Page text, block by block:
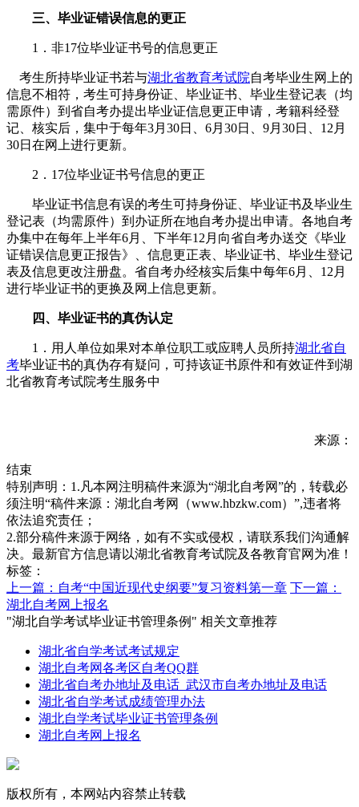
三、毕业证错误信息的更正
1．非17位毕业证书号的信息更正
考生所持毕业证书若与湖北省教育考试院自考毕业生网上的
信息不相符，考生可持身份证、毕业证书、毕业生登记表（均
需原件）到省自考办提出毕业证信息更正申请，考籍科经登
记、核实后，集中于每年3月30日、6月30日、9月30日、12月
30日在网上进行更新。
2．17位毕业证书号信息的更正
毕业证书信息有误的考生可持身份证、毕业证书及毕业生
登记表（均需原件）到办证所在地自考办提出申请。各地自考
办集中在每年上半年6月、下半年12月向省自考办送交《毕业
证错误信息更正报告》、信息更正表、毕业证书、毕业生登记
表及信息更改注册盘。省自考办经核实后集中每年6月、12月
进行毕业证书的更换及网上信息更新。
四、毕业证书的真伪认定
1．用人单位如果对本单位职工或应聘人员所持湖北省自
考毕业证书的真伪存有疑问，可持该证书原件和有效证件到湖
北省教育考试院考生服务中
来源：
结束
特别声明：1.凡本网注明稿件来源为“湖北自考网”的，转载必
须注明“稿件来源：湖北自考网（www.hbzkw.com）”,违者将
依法追究责任；
2.部分稿件来源于网络，如有不实或侵权，请联系我们沟通解
决。最新官方信息请以湖北省教育考试院及各教育官网为准！
标签：
上一篇：自考“中国近现代史纲要”复习资料第一章 下一篇：
湖北自考网上报名
"湖北自学考试毕业证书管理条例" 相关文章推荐
湖北省自学考试考试规定
湖北自考网各考区自考QQ群
湖北省自考办地址及电话_武汉市自考办地址及电话
湖北省自学考试成绩管理办法
湖北自学考试毕业证书管理条例
湖北自考网上报名
版权所有，本网站内容禁止转载